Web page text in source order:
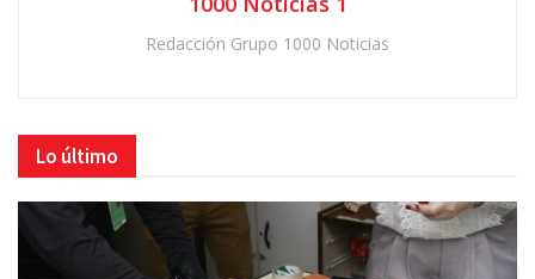
Redacción Grupo 1000 Noticias
Lo último